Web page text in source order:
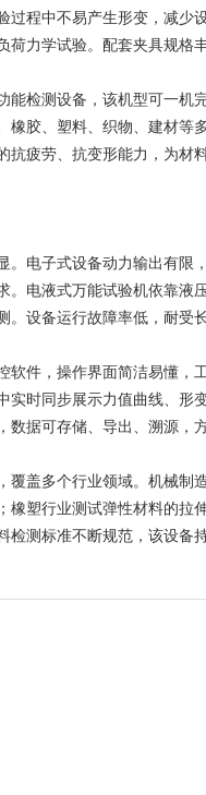
程中不易产生形变，减少
力学试验。配套夹具规格
检测设备，该机型可一机
胶、塑料、织物、建材等
疲劳、抗变形能力，为材
电子式设备动力输出有限
电液式万能试验机依靠液
设备运行故障率低，耐受
件，操作界面简洁易懂，
时同步展示力值曲线、形
据可存储、导出、溯源，
盖多个行业领域。机械制
塑行业测试弹性材料的拉
测标准不断规范，该设备